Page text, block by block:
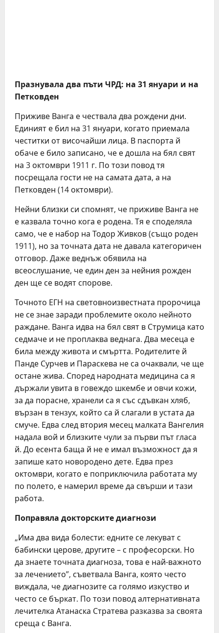
Празнувала два пъти ЧРД: на 31 януари и на
Петковден
Приживе Ванга е чествала два рождени дни.
Единият е бил на 31 януари, когато приемала
честитки от височайши лица. В паспорта й
обаче е било записано, че е дошла на бял свят
на 3 октомври 1911 г. По този повод тя
посрещала гости не на самата дата, а на
Петковден (14 октомври).
Нейни близки си спомнят, че приживе Ванга не
е казвала точно кога е родена. Тя е споделяла
само, че е набор на Тодор Живков (също роден
1911), но за точната дата не давала категоричен
отговор. Даже веднъж обявила на
всеослушание, че един ден за нейния рожден
ден ще се водят спорове.
Точното ЕГН на световноизвестната пророчица
не се знае заради проблемите около нейното
раждане. Ванга идва на бял свят в Струмица като
седмаче и не проплаква веднага. Два месеца е
била между живота и смъртта. Родителите й
Панде Сурчев и Параскева не са очаквали, че ще
остане жива. Според народната медицина са я
държали увита в говеждо шкембе и овчи кожи,
за да порасне, хранели са я със сдъвкан хляб,
вързан в тензух, който са й слагали в устата да
смуче. Едва след втория месец малката Вангелия
надала вой и близките чули за първи път гласа
й. До есента баща й не е имал възможност да я
запише като новородено дете. Едва през
октомври, когато е поприключила работата му
по полето, е намерил време да свърши и тази
работа.
Поправяла докторските диагнози
„Има два вида болести: едните се лекуват с
бабински церове, другите – с професорски. Но
да знаете точната диагноза, това е най-важното
за лечението”, съветвала Ванга, която често
виждала, че диагнозите са голямо изкуство и
често се бъркат. По този повод алтернативната
лечителка Атанаска Стратева разказва за своята
среща с Ванга.